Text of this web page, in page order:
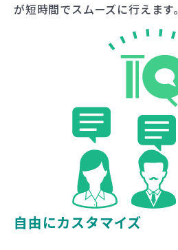
が短時間でスムーズに行えます。
自由にカスタマイズ